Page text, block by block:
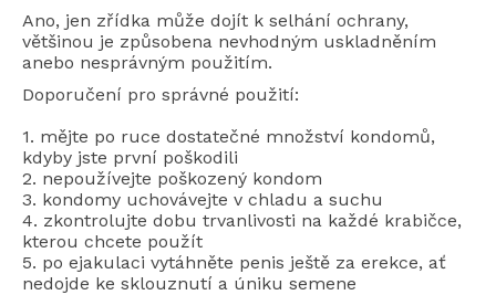
Ano, jen zřídka může dojít k selhání ochrany,
většinou je způsobena nevhodným uskladněním
anebo nesprávným použitím.
Doporučení pro správné použití:
1. mějte po ruce dostatečné množství kondomů,
kdyby jste první poškodili
2. nepoužívejte poškozený kondom
3. kondomy uchovávejte v chladu a suchu
4. zkontrolujte dobu trvanlivosti na každé krabičce,
kterou chcete použít
5. po ejakulaci vytáhněte penis ještě za erekce, ať
nedojde ke sklouznutí a úniku semene